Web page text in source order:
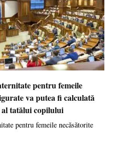
pentru femeile
va putea fi calculată
tatălui copilului
pentru femeile necăsătorite